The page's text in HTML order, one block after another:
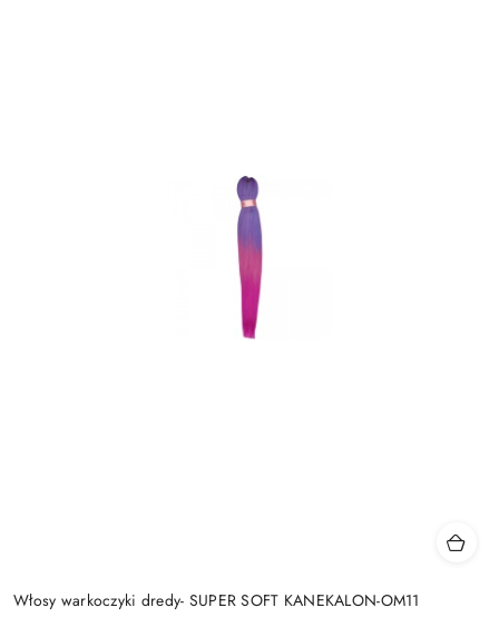
Włosy warkoczyki dredy- SUPER SOFT KANEKALON-OM11